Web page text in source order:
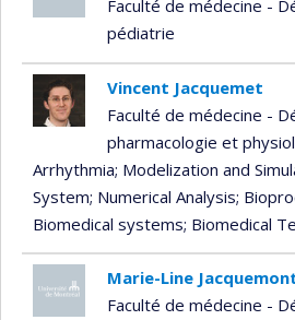
Faculté de médecine -
pédiatrie
Vincent Jacquemet
Faculté de médecine -
pharmacologie et
Arrhythmia; Modelization and
System; Numerical Analysis;
Biomedical systems; Biomedical
Marie-Line
Faculté de médecine -